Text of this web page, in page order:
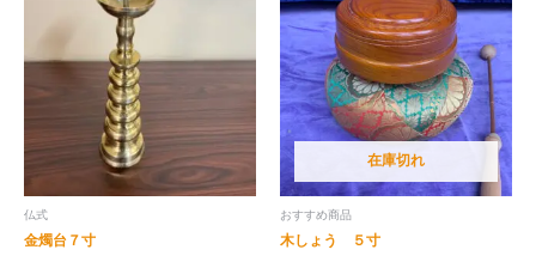
仏式
金燭台７寸
在庫切れ
おすすめ商品
木しょう ５寸